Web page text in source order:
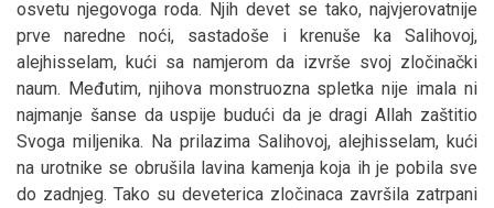
osvetu njegovoga roda. Njih devet se tako, najvjerovatnije
prve naredne noći, sastadoše i krenuše ka Salihovoj,
alejhisselam, kući sa namjerom da izvrše svoj zločinački
naum. Međutim, njihova monstruozna spletka nije imala ni
najmanje šanse da uspije budući da je dragi Allah zaštitio
Svoga miljenika. Na prilazima Salihovoj, alejhisselam, kući
na urotnike se obrušila lavina kamenja koja ih je pobila sve
do zadnjeg. Tako su deveterica zločinaca završila zatrpani